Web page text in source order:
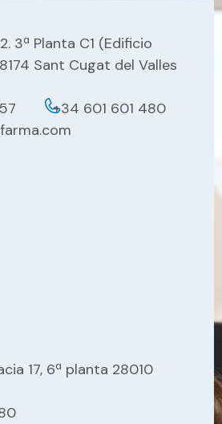
3ª Planta C1 (Edificio
Sant Cugat del Valles
+34 601 601 480
17, 6ª planta 28010